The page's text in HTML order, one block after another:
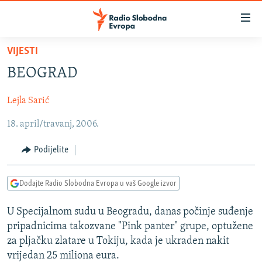
Pređite
glavni
Pređite
na
navigaciju
Pređite
na
pretragu
SRBIJA
KOSOVO
CRNA GORA
VIZUELNO
VIDEO
FOTOGALERIJE
INFOGRAFIKE
PODCASTI
RAT U UKRAJINI
KINA NA BALKANU
RSE PRIČE IZ SVIJETA
VIJESTI
BEOGRAD
Lejla Sarić
18. april/travanj, 2006.
Podijelite
Dodajte Radio Slobodna Evropa u vaš Google izvor
U Specijalnom sudu u Beogradu, danas počinje suđenje
pripadnicima takozvane "Pink panter" grupe, optužene
za pljačku zlatare u Tokiju, kada je ukraden nakit
vrijedan 25 miliona eura.